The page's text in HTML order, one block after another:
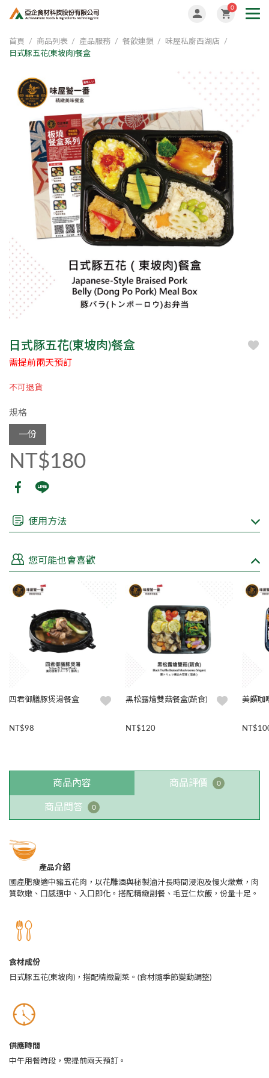
0
首頁 商品列表 產品服務 餐飲連鎖
味屋私廚西湖店
日式豚五花(東坡肉)餐盒
日式豚五花(東坡肉)餐盒
需提前兩天預訂
不可退貨
規格
一份
NT$180
使用方法
您可能也會喜歡
四君御膳豚煲湯餐盒
NT$98
黑松露燴雙菇餐盒(蔬食)
NT$120
美饌咖
商品內容 商品評價 0
商品問答 0
產品介紹
國產肥瘦適中豬五花肉，以花雕酒與秘製滷汁長時間浸泡及慢火燉煮，肉
質軟嫩、口感適中、入口即化。搭配精緻副餐、毛豆仁炊飯，份量十足。
食材成份
日式豚五花(東坡肉)，搭配精緻副菜。(食材隨季節變動調整)
供應時間
中午用餐時段，需提前兩天預訂。